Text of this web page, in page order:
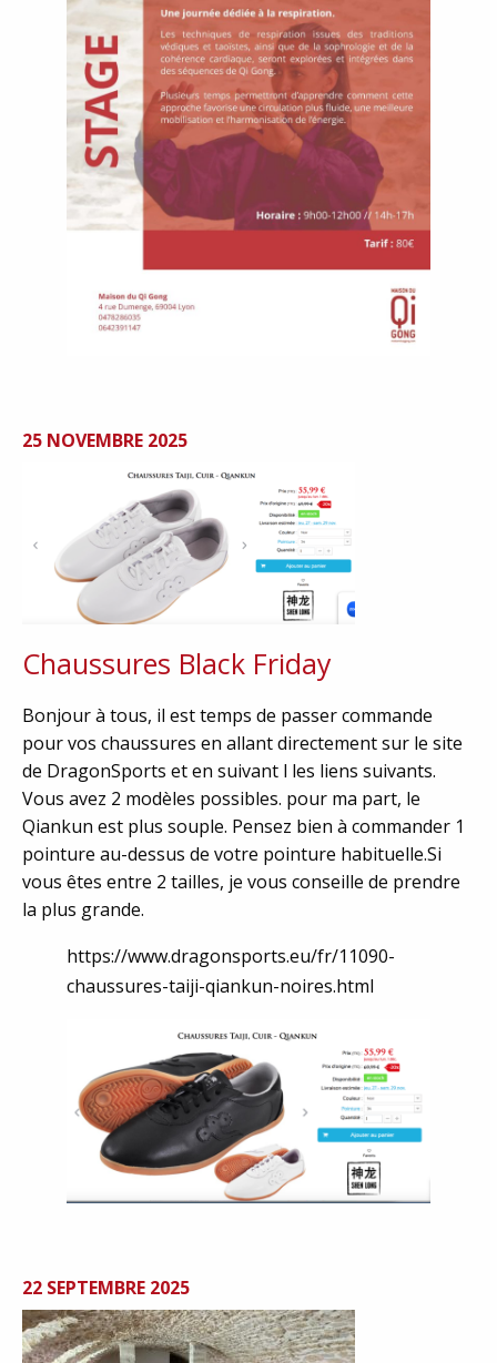
25 NOVEMBRE 2025
Chaussures Black Friday
Bonjour à tous, il est temps de passer commande
pour vos chaussures en allant directement sur le site
de DragonSports et en suivant l les liens suivants.
Vous avez 2 modèles possibles. pour ma part, le
Qiankun est plus souple. Pensez bien à commander 1
pointure au-dessus de votre pointure habituelle.Si
vous êtes entre 2 tailles, je vous conseille de prendre
la plus grande.
https://www.dragonsports.eu/fr/11090-
chaussures-taiji-qiankun-noires.html
22 SEPTEMBRE 2025